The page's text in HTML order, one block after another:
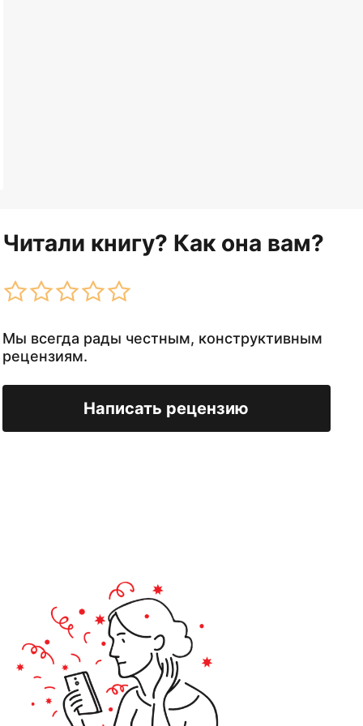
Читали книгу? Как она вам?
Мы всегда рады честным, конструктивным
рецензиям.
Написать рецензию